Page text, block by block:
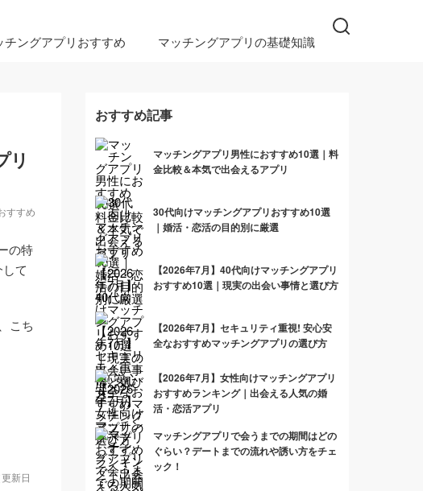
チングアプリおすすめ マッチングアプリの基礎知識
リ
すすめ
の特
て
こち
新日
おすすめ記事
マッチングアプリ男性におすすめ10選｜料
金比較＆本気で出会えるアプリ
30代向けマッチングアプリおすすめ10選
｜婚活・恋活の目的別に厳選
【2026年7月】40代向けマッチングアプリ
おすすめ10選｜現実の出会い事情と選び方
【2026年7月】セキュリティ重視! 安心安
全なおすすめマッチングアプリの選び方
【2026年7月】女性向けマッチングアプリ
おすすめランキング｜出会える人気の婚
活・恋活アプリ
マッチングアプリで会うまでの期間はどの
ぐらい？デートまでの流れや誘い方をチェ
ック！